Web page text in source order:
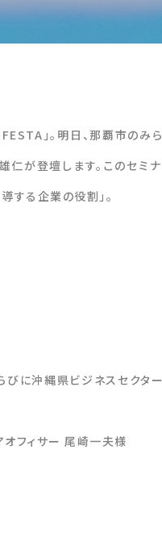
」。明日、那覇市のみ
仁が登壇します。このセミ
する企業の役割」。
びに沖縄県ビジネスセクタ
オフィサー 尾崎一夫様